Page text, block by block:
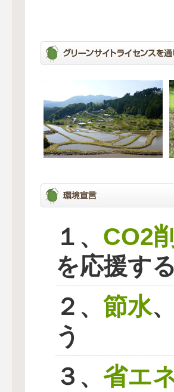
１、 CO2
を応援する
２、 節水、
う
３、 省エ